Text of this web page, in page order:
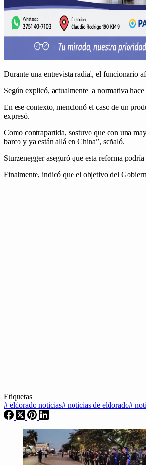
Durante una entre­vista radi­al, el fun­cionario
Según explicó, actual­mente la nor­ma­ti­va
En ese con­tex­to, men­cionó el caso de un
expresó.
Como con­tra­parti­da, sos­tu­vo que con una
bar­co y ya están allá en Chi­na”, señaló.
Sturzeneg­ger ase­guró que esta refor­ma
Final­mente, indicó que el obje­ti­vo del
Etiquetas
# eldorado noticias# noticias de eldorado#